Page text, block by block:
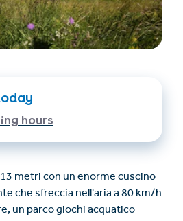
hours
metri con un enorme cuscino
che sfreccia nell'aria a 80 km/h
un parco giochi acquatico